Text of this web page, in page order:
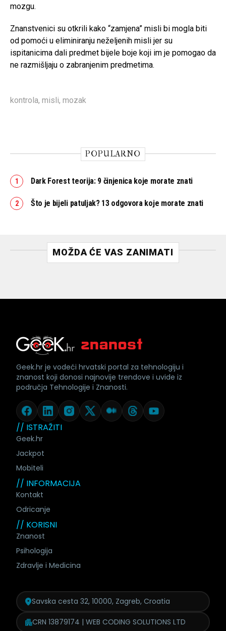
mozgu.
Znanstvenici su otkrili kako “zamjena” misli bi mogla biti
od pomoći u eliminiranju neželjenih misli jer su
ispitanicima dali predmet bijele boje koji im je pomogao da
ne razmišljaju o zabranjenim predmetima.
kontrola, misli, mozak
POPULARNO
Dark Forest teorija: 9 činjenica koje morate znati
Što je bijeli patuljak? 13 odgovora koje morate znati
MOŽDA ĆE VAS ZANIMATI
// ISTRAŽITI
Geek.hr
Jackpot
Mobiteli
// INFORMACIJA
Kontakt
Odricanje
// KORISNI
Znanost
Psihologija
Zdravlje i Medicina
Geek.hr je vodeći hrvatski portal za tehnologiju i
znanost koji donosi najnovije trendove i uvide iz
područja Tehnologije i Znanosti.
Savska cesta 32, 10000, Zagreb, Croatia
CRN 13879174 | WEB CODING SOLUTIONS LTD